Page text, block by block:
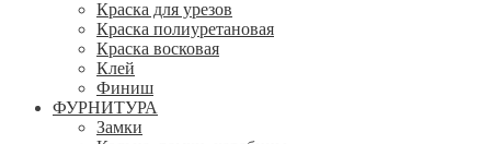
Краска для урезов
Краска полиуретановая
Краска восковая
Клей
Финиш
ФУРНИТУРА
Замки